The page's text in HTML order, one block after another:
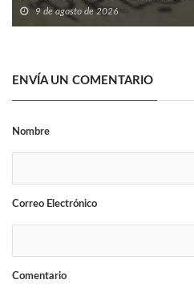
9 de agosto de 2026
ENVÍA UN COMENTARIO
Nombre
Correo Electrónico
Comentario